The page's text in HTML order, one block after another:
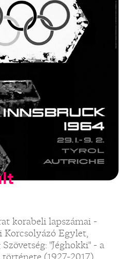
korabeli lapszámai -
Korcsolyázó Egylet,
"Jéghokki" - a